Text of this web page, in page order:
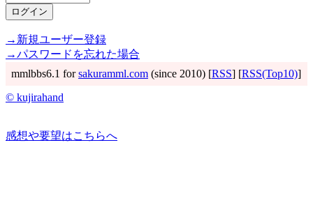
→新規ユーザー登録
→パスワードを忘れた場合
mmlbbs6.1 forsakuramml.com (since 2010) [RSS] [RSS(Top10)]
© kujirahand
感想や要望はこちらへ